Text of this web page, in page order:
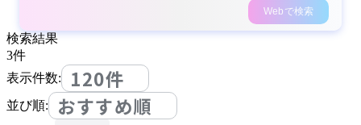
Webで検索
検索結果
3件
表示件数:
120件
並び順: おすすめ順